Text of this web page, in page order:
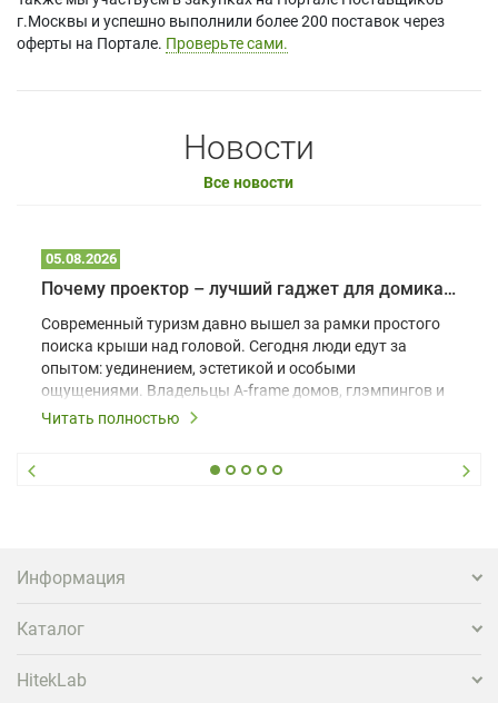
г.Москвы и успешно выполнили более 200 поставок через
оферты на Портале. Проверьте сами.
Новости
Все новости
05.08.2026
Почему проектор – лучший гаджет для домика в глэмпинге
Современный туризм давно вышел за рамки простого
поиска крыши над головой. Сегодня люди едут за
опытом: уединением, эстетикой и особыми
ощущениями. Владельцы A-frame домов, глэмпингов и
шале понимают, что конкуренция растет, и
вернуться и поделиться впечатлениями в соцсетях,
проектора.
Читать полностью
Информация
Каталог
HitekLab